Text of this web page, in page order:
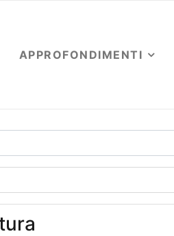
APPROFONDIMENTI